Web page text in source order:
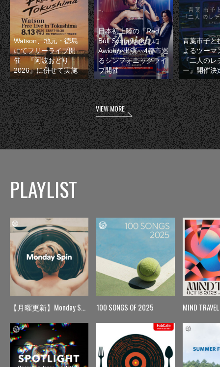
Watson、地元・徳島
にてフリーライブ開
催 『阿波おどり
2026』に併せて実施
日本初上陸の『Red
Bull Symphonic』に
Awichが出演 4都市巡
るシンフォニックライ
ブ開催
青葉市子と
よるツーマ
『二人のレ
ー』開催決
VIEW MORE
PLAYLIST
【月曜更新】Monday Spin 100 SONGS OF 2025 MIND TRAVEL